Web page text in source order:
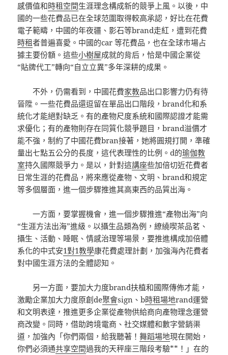
感價值和時租空間生涯理念構成新的競爭上風。以後，中
國的一些花費品已在全球范圍取得較高承認，好比在花費
電子範疇，中國的年夜疆、影石等brand走紅，遭到花費
時租者普遍喜愛。中國的car 等花費品，也在全球市場占
據主要份額。這些小樹屋成就的背后，恰是中國企業從
“貼牌代工”轉向“自立立異”多年深耕的成果。
不外，仍需看到，中國花費家教品出口影響力仍有待
晉陞。一些花費品還逗留在單品出口階段，brand化和系
統化才能絕對缺乏。有的產物尺度系統和國際認證才能需
求優化；有的產物則存在同質化競爭題目，brand溢價才
能不強，制約了中國花費bran接著，她將圓規打開，準確
量出七點五公分的長度，這代表理性的比例。d的瑜伽教
室持久國際競爭力。是以，針對這講座些加倍切近花費者
日常生涯的花費品，將來應從產物、文明、brand和規定
等多個層面，進一個步驟推進其高東西的品質出海。
一方面，要掌握機會，進一個步驟推進“產物出海”向
“生涯方法出海”進級。以攝生品類為例，繚繞喫茶品茗、
攝生、活動、睡眠、情感治理等場景，要推進構成加倍體
系化的中式安1對1教學康花費處理計劃，加強海內花費者
對中國生涯方法的全體認知。
另一方面，要加大力度brand扶植和國際傳佈才能，
激勵企業加大力度原創de聚會sign、b時租場地rand運營
和文明表達，推進更多企業從產物供給商向產物理念運營
商改變。同時，借助跨境電商、社交媒體和數字營銷渠
道，加強內「你們兩個，給我聽著！舞蹈場地現在開始，
你們必須通共享空間過我的天秤座三階段考驗**！」在的